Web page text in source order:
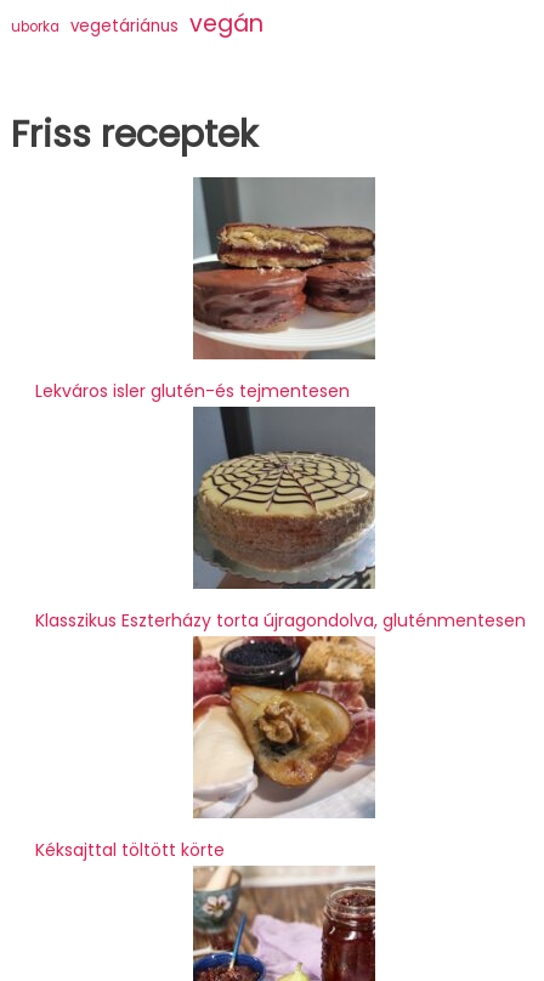
uborka vegetáriánus vegán
Friss receptek
Lekváros isler glutén-és tejmentesen
Klasszikus Eszterházy torta újragondolva, gluténmentesen
Kéksajttal töltött körte